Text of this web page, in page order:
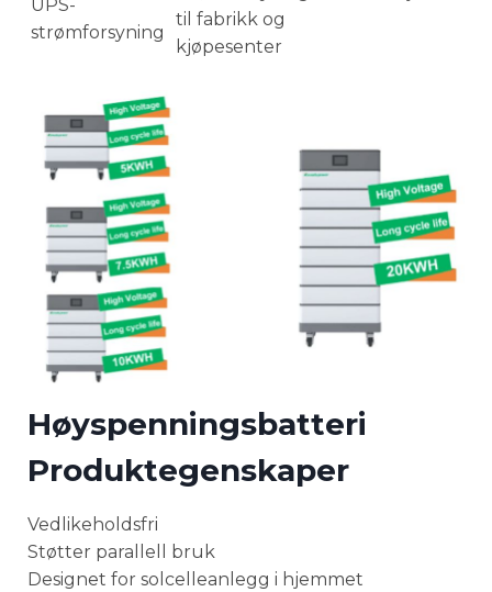
UPS-
strømforsyning
til fabrikk og
kjøpesenter
Høyspenningsbatteri
Produktegenskaper
Vedlikeholdsfri
Støtter parallell bruk
Designet for solcelleanlegg i hjemmet